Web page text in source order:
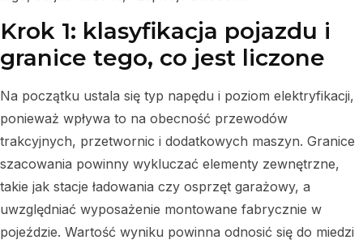
Krok 1: klasyfikacja pojazdu i
granice tego, co jest liczone
Na początku ustala się typ napędu i poziom elektryfikacji,
ponieważ wpływa to na obecność przewodów
trakcyjnych, przetwornic i dodatkowych maszyn. Granice
szacowania powinny wykluczać elementy zewnętrzne,
takie jak stacje ładowania czy osprzęt garażowy, a
uwzględniać wyposażenie montowane fabrycznie w
pojeździe. Wartość wyniku powinna odnosić się do miedzi